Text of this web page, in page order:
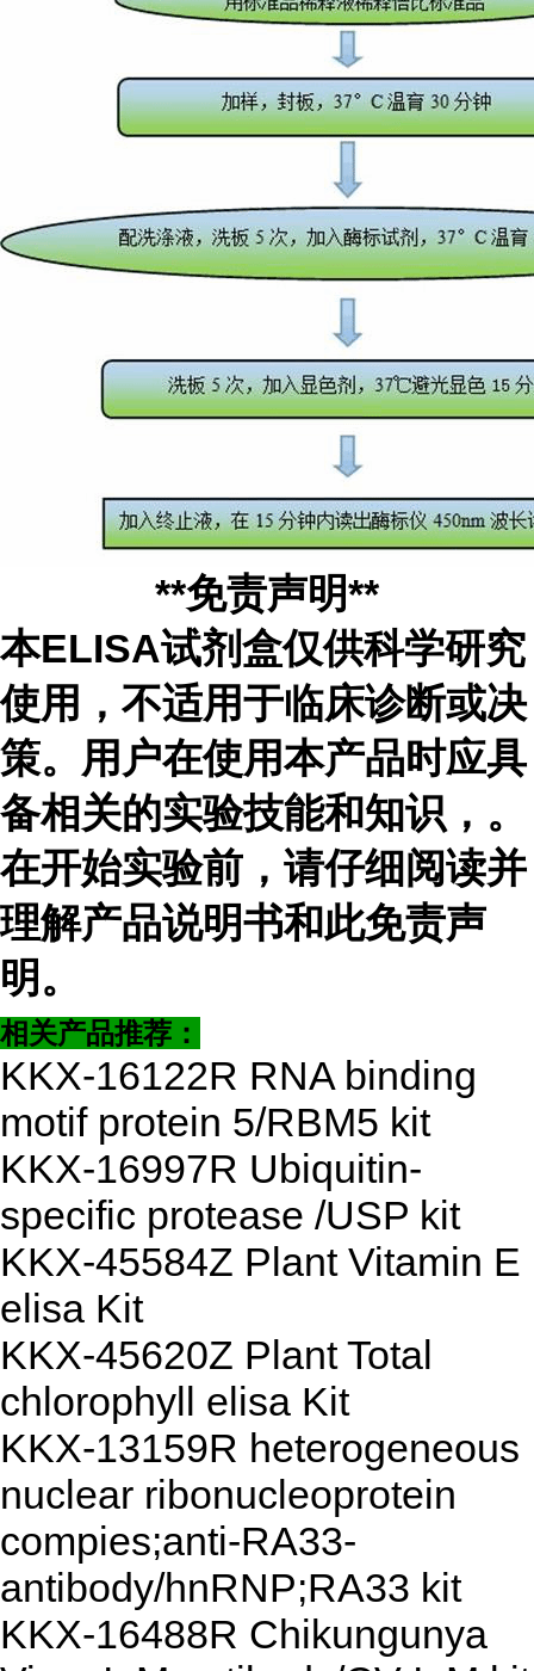
**免责声明**
本ELISA试剂盒仅供科学研究
使用，不适用于临床诊断或决
策。用户在使用本产品时应具
备相关的实验技能和知识， 。
在开始实验前，请仔细阅读并
理解产品说明书和此免责声
明。
相关产品推荐：
KKX-16122R RNA binding
motif protein 5/RBM5 kit
KKX-16997R Ubiquitin-
specific protease /USP kit
KKX-45584Z Plant Vitamin E
elisa Kit
KKX-45620Z Plant Total
chlorophyll elisa Kit
KKX-13159R heterogeneous
nuclear ribonucleoprotein
compies;anti-RA33-
antibody/hnRNP;RA33 kit
KKX-16488R Chikungunya